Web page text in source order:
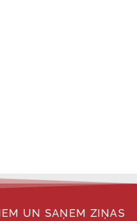
UN SAŅEM ZIŅAS